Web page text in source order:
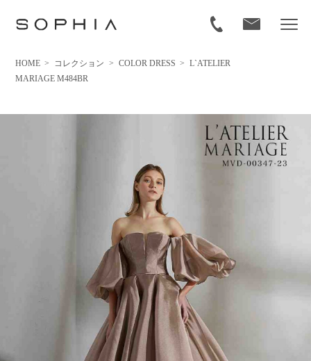
HOME > コレクション > COLOR DRESS >
L`ATELIER
MARIAGE M484BR